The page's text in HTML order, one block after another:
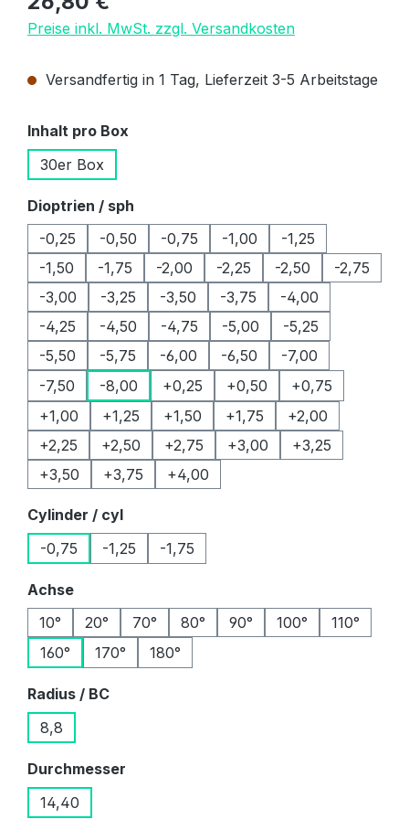
Preise inkl. MwSt. zzgl. Versandkosten
Versandfertig in 1 Tag, Lieferzeit 3-5 Arbeitstage
Inhalt pro Box
30er Box
Dioptrien / sph
-0,25
-0,50 -0,75 -1,00
-1,25
-1,50
-1,75 -2,00 -2,25 -2,50
-2,75
-3,00
-3,25 -3,50 -3,75
-4,00
-4,25
-4,50 -4,75 -5,00
-5,25
-5,50
-5,75 -6,00 -6,50
-7,00
-7,50
-8,00 +0,25 +0,50
+0,75
+1,00
+1,25 +1,50 +1,75
+2,00
+2,25
+2,50 +2,75 +3,00
+3,25
+3,50
+3,75 +4,00
Cylinder / cylauswählen
-0,75
-1,25 -1,75
Achseauswählen
10°
20° 70° 80° 90° 100°
110°
160°
170° 180°
Radius / BCauswählen
8,8
Durchmesser
14,40